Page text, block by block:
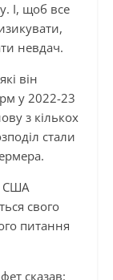
І, щоб все
невдач.
він
у 2022-23
з кількох
стали
США
свого
питання
сказав: